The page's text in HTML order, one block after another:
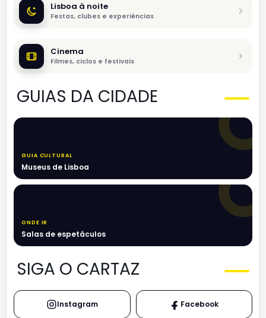
Lisboa à noite
Festas, clubes e experiências
Cinema
Filmes, ciclos e festivais
GUIAS DA CIDADE
GUIA CULTURAL
Museus de Lisboa
ONDE IR
Salas de espetáculos
SIGA O CARTAZ
Instagram Facebook